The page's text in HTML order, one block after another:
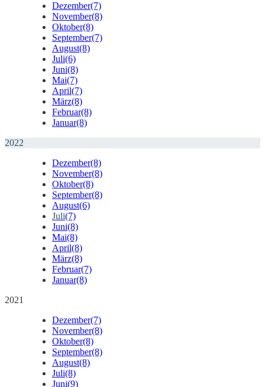
Dezember(7)
November(8)
Oktober(8)
September(7)
August(8)
Juli(6)
Juni(8)
Mai(7)
April(7)
März(8)
Februar(8)
Januar(8)
2022
Dezember(8)
November(8)
Oktober(8)
September(8)
August(6)
Juli(7)
Juni(8)
Mai(8)
April(8)
März(8)
Februar(7)
Januar(8)
2021
Dezember(7)
November(8)
Oktober(8)
September(8)
August(8)
Juli(8)
Juni(9)